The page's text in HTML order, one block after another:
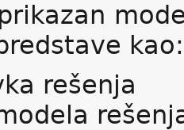
kao:
rešenja